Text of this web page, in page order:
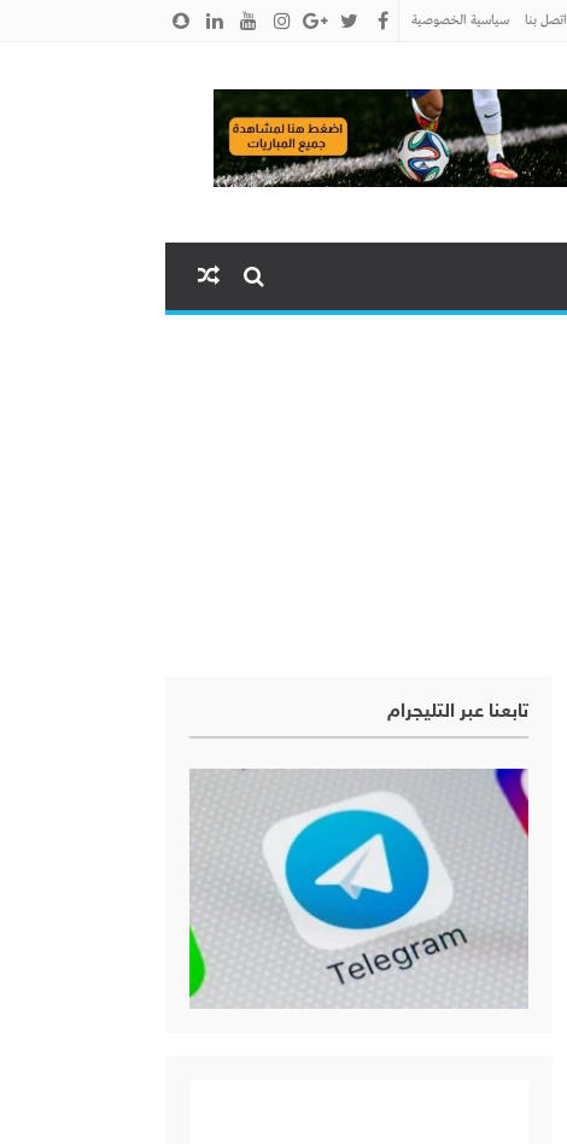
اتصل بنا سياسية الخصوصية
تابعنا عبر التليجرام